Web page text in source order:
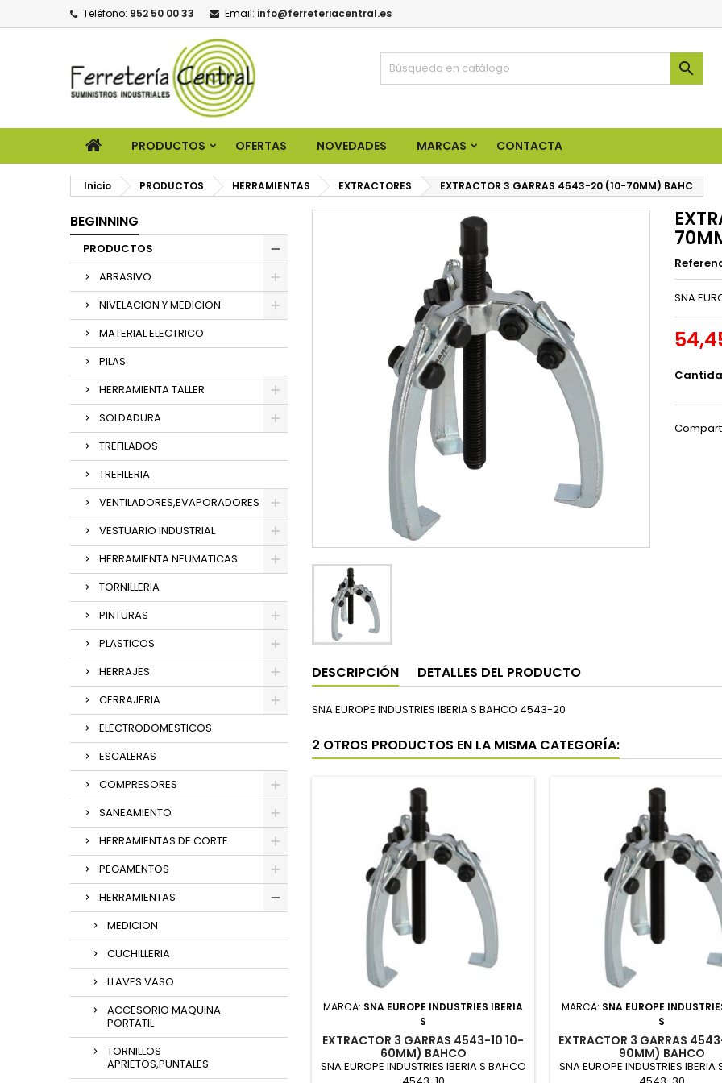
Teléfono: 952 50 00 33 Email: info@ferreteriacentral.es

PRODUCTOS OFERTAS NOVEDADES MARCAS CONTACTA
Inicio PRODUCTOS HERRAMIENTAS EXTRACTORES EXTRACTOR 3 GARRAS 4543-20 (10-70MM) BAHC
BEGINNING
PRODUCTOS
ABRASIVO
NIVELACION Y MEDICION
MATERIAL ELECTRICO
PILAS
HERRAMIENTA TALLER
SOLDADURA
TREFILADOS
TREFILERIA
VENTILADORES,EVAPORADORES
VESTUARIO INDUSTRIAL
HERRAMIENTA NEUMATICAS
TORNILLERIA
PINTURAS
PLASTICOS
HERRAJES
CERRAJERIA
ELECTRODOMESTICOS
ESCALERAS
COMPRESORES
SANEAMIENTO
HERRAMIENTAS DE CORTE
PEGAMENTOS
HERRAMIENTAS
MEDICION
CUCHILLERIA
LLAVES VASO
ACCESORIO MAQUINA
PORTATIL
TORNILLOS
APRIETOS,PUNTALES
SNA
DESCRIPCIÓN DETALLES DEL PRODUCTO
SNA EUROPE INDUSTRIES IBERIA S BAHCO 4543-20
2 OTROS PRODUCTOS EN LA MISMA CATEGORÍA:
MARCA: SNA EUROPE INDUSTRIES IBERIA
S
EXTRACTOR 3 GARRAS 4543-10 10-
60MM) BAHCO
SNA EUROPE INDUSTRIES IBERIA S BAHCO
MARCA: SNA EUROPE
S
EXTRACTOR 3 GARRAS
90MM) BAHCO
SNA EUROPE INDUSTRIES IBERIA